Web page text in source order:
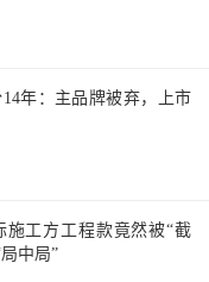
年：主品牌被弃，上市
施工方工程款竟然被“截
中局”